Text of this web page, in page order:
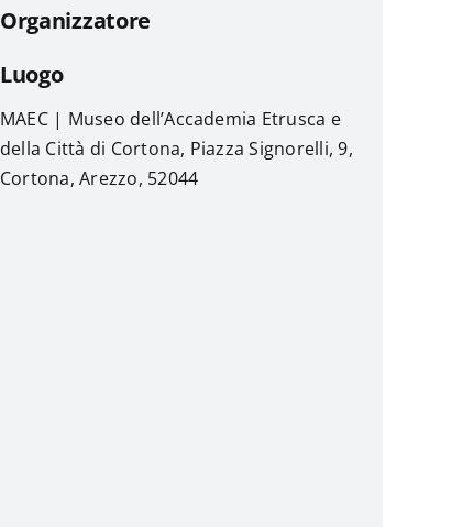
Organizzatore
Luogo
MAEC | Museo dell’Accademia Etrusca e
della Città di Cortona, Piazza Signorelli, 9,
Cortona, Arezzo, 52044